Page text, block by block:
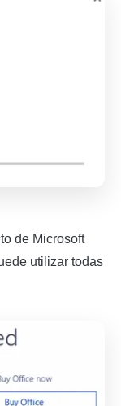
de Microsoft
utilizar todas